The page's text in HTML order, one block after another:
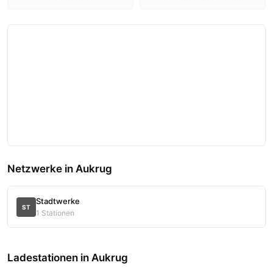
Netzwerke in Aukrug
ST
Stadtwerke
1 Stationen
Ladestationen in Aukrug